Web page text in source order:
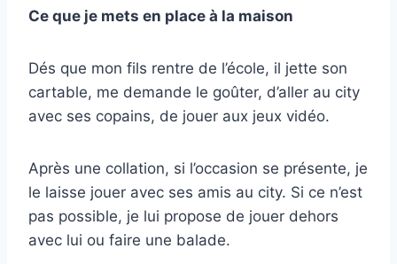
Ce que je mets en place à la maison
Dés que mon fils rentre de l’école, il jette son
cartable, me demande le goûter, d’aller au city
avec ses copains, de jouer aux jeux vidéo.
Après une collation, si l’occasion se présente, je
le laisse jouer avec ses amis au city. Si ce n’est
pas possible, je lui propose de jouer dehors
avec lui ou faire une balade.